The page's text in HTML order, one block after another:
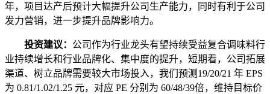
年，项目达产后预计大幅提升公司生产能力，同时有利于公司
发力营销，进一步提升品牌影响力。
投资建议： 公司作为行业龙头有望持续受益复合调味料行
业持续增长和行业品牌化、集中度的提升，短期看，公司拓展
渠道、树立品牌需要较大市场投入，我们预测19/20/21 年 EPS
为 0.81/1.02/1.25 元，对应 PE 分别为 60/48/39倍，维持目标价